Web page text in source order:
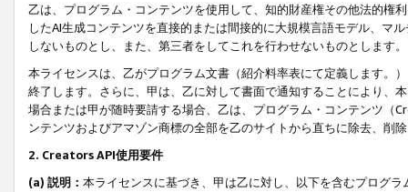
乙は、プログラム・コンテンツを使用して、知的財産権その他法的権
したAI生成コンテンツを直接的または間接的に大規模言語モデル、マ
しないものとし、また、第三者をしてこれを行わせないものとします。
本ライセンスは、乙がプログラム文書（紹介料率表にて定義します。
終了します。さらに、甲は、乙に対して書面で通知することにより、
場合または甲が随時要請する場合、乙は、プログラム・コンテンツ（
ンテンツおよびアマゾン商標の全部を乙のサイトから直ちに除去、削
2. Creators API使用要件
(a) 説明： 本ライセンスに基づき、甲は乙に対し、以下を含むプログ